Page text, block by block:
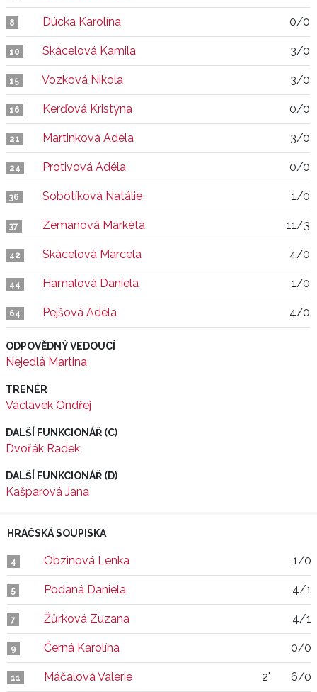
8 Dúcka Karolína 0/0
10 Skácelová Kamila 3/0
15 Vozková Nikola 3/0
16 Kerďová Kristýna 0/0
21 Martinková Adéla 3/0
24 Protivová Adéla 0/0
36 Sobotíková Natálie 1/0
37 Zemanová Markéta 11/3
42 Skácelová Marcela 4/0
44 Hamalová Daniela 1/0
64 Pejšová Adéla 4/0
ODPOVĚDNÝ VEDOUCÍ
Nejedlá Martina
TRENÉR
Václavek Ondřej
DALŠÍ FUNKCIONÁŘ (C)
Dvořák Radek
DALŠÍ FUNKCIONÁŘ (D)
Kašparová Jana
HRÁČSKÁ SOUPISKA
4 Obzinová Lenka 1/0
5 Podaná Daniela 4/1
7 Žůrková Zuzana 4/1
9 Černá Karolína 0/0
11 Máčalová Valerie 2" 6/0